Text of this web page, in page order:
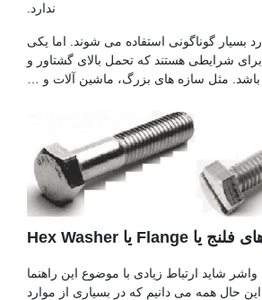
ندارد.
بسیار گوناگونی استفاده می شوند. اما یکی
برای شرایطی هستند که تحمل بالای گشتاور و
مثل سازه های بزرگ، ماشین آلات و …
شاید ارتباط زیادی با موضوع این راهنما
این حال همه می دانیم که در بسیاری از موارد